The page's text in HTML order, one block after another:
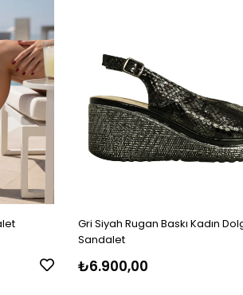
Gri Siyah Rugan Baskı Kadın
Sandalet
₺6.900,00